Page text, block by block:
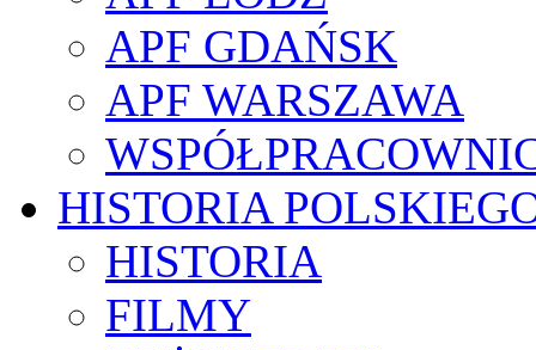
APF GDAŃSK
APF WARSZAWA
HISTORIA
HISTORIA
FILMY